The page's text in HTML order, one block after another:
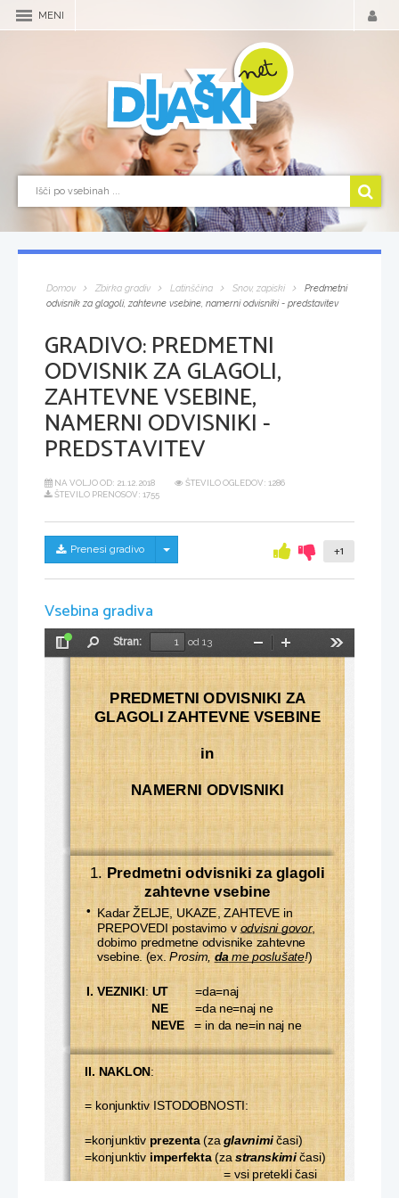
MENI
Domov Zbirka gradiv Latinščina Snov, zapiski
Predmetni
odvisnik za glagoli, zahtevne vsebine, namerni odvisniki - predstavitev
GRADIVO:PREDMETNI
ODVISNIK ZA GLAGOLI,
ZAHTEVNE VSEBINE,
NAMERNI ODVISNIKI -
PREDSTAVITEV
NA VOLJO OD: 21.12.2018
ŠTEVILO OGLEDOV: 1286
ŠTEVILO PRENOSOV: 1755
Prenesi gradivo Skrij/prikaži meni +1
Vsebina gradiva
Preklopi
stransko
vrstico
Stran:
od 13
Pomanjšaj
PREDMETNI ODVISNIKI ZA
GLAGOLI ZAHTEVNE VSEBINE
in
NAMERNI ODVISNIKI
1. Predmetni odvisniki za glagoli
zahtevne vsebine
• Kadar ŽELJE, UKAZE, ZAHTEVE in
PREPOVEDI postavimo v odvisni govor,
dobimo predmetne odvisnike zahtevne
vsebine. (ex. Prosim, da me poslušate!)
I. VEZNIKI: UT
        =da=naj
NE
        =da ne=naj ne
NEVE
   = in da ne=in naj ne
II. NAKLON:
= konjunktiv ISTODOBNOSTI:
=konjunktiv prezenta (za glavnimi časi)
=konjunktiv imperfekta (za stranskimi časi)
= vsi pretekli časi